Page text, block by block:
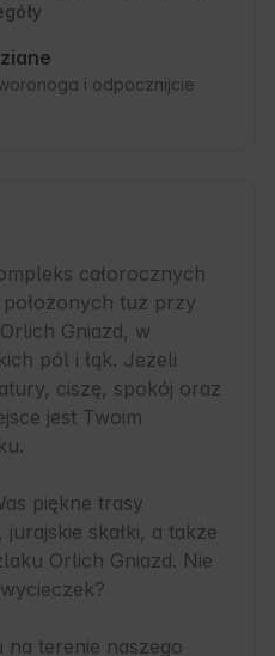
i odpocznijcie
całorocznych
tuż przy
Gniazd, w
pól i łąk. Jeżeli
ciszę, spokój oraz
jest Twoim
piękne trasy
skałki, a także
Orlich Gniazd. Nie
terenie naszego